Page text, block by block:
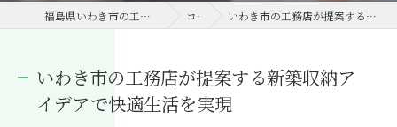
福島県いわき市の工務店なら株式会社ヒロ・工房 コラム いわき市の工務店が提案する新築収納アイデアで快適生活を実現
いわき市の工務店が提案する新築収納ア
イデアで快適生活を実現